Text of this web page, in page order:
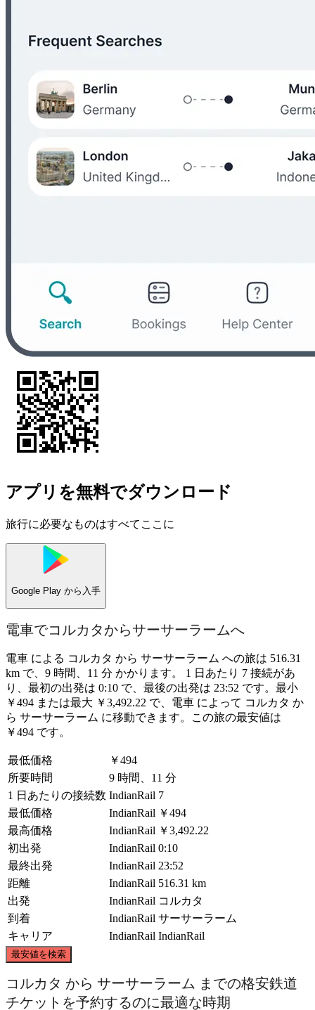
アプリを無料でダウンロード
旅行に必要なものはすべてここに
Google Play から入手
電車でコルカタからサーサーラームへ
電車 による コルカタ から サーサーラーム への旅は 516.31
km で、9 時間、11 分 かかります。 1 日あたり 7 接続があ
り、最初の出発は 0:10 で、最後の出発は 23:52 です。最小
￥494 または最大 ￥3,492.22 で、電車 によって コルカタ か
ら サーサーラーム に移動できます。この旅の最安値は
￥494 です。
最低価格
￥494
所要時間
9 時間、11 分
1 日あたりの接続数 IndianRail 7
最低価格
IndianRail ￥494
最高価格
IndianRail ￥3,492.22
初出発
IndianRail 0:10
最終出発
IndianRail 23:52
距離
IndianRail 516.31 km
出発
IndianRail コルカタ
到着
IndianRail サーサーラーム
キャリア
IndianRail IndianRail
最安値を検索
コルカタ から サーサーラーム までの格安鉄道
チケットを予約するのに最適な時期